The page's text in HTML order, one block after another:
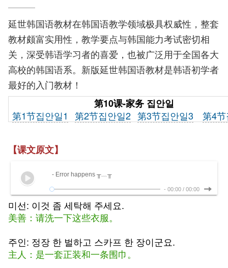
延世韩国语教材在韩国语教学领域极具权威性，整套
教材颇富实用性，教学要点与韩国能力考试密切相
关，深受韩语学习者的喜爱，也被广泛用于全国各大
高校的韩国语系。新版延世韩国语教材是韩语初学者
最好的入门教材！
第10课-家务 집안일
第1节집안일1 第2节집안일2 第3节집안일3 第4节
【课文原文】
- Error happens ╥﹏╥
- 00:00 / 00:00
미선: 이것 좀 세탁해 주세요.
美善：请洗一下这些衣服。
주인: 정장 한 벌하고 스카프 한 장이군요.
主人：是一套正装和一条围巾。